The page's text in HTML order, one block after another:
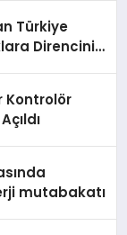
Türkiye
Direncini
Kontrolör
mutabakatı